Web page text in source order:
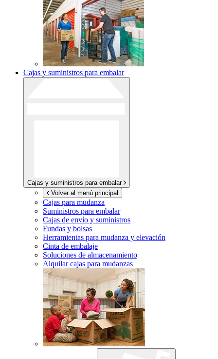
Cajas y suministros para embalar
Cajas y suministros para embalar
Volver al menú principal
Cajas para mudanza
Suministros para embalar
Cajas de envío y suministros
Fundas y bolsas
Herramientas para mudanza y elevación
Cinta de embalaje
Soluciones de almacenamiento
Alquilar cajas para mudanzas